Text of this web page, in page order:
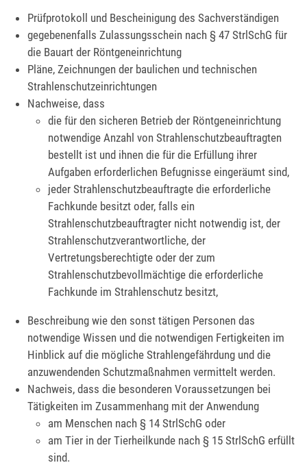
Prüfprotokoll und Bescheinigung des Sachverständigen
gegebenenfalls Zulassungsschein nach § 47 StrlSchG für
die Bauart der Röntgeneinrichtung
Pläne, Zeichnungen der baulichen und technischen
Strahlenschutzeinrichtungen
Nachweise, dass
die für den sicheren Betrieb der Röntgeneinrichtung
notwendige Anzahl von Strahlenschutzbeauftragten
bestellt ist und ihnen die für die Erfüllung ihrer
Aufgaben erforderlichen Befugnisse eingeräumt sind,
jeder Strahlenschutzbeauftragte die erforderliche
Fachkunde besitzt oder, falls ein
Strahlenschutzbeauftragter nicht notwendig ist, der
Strahlenschutzverantwortliche, der
Vertretungsberechtigte oder der zum
Strahlenschutzbevollmächtige die erforderliche
Fachkunde im Strahlenschutz besitzt,
Beschreibung wie den sonst tätigen Personen das
notwendige Wissen und die notwendigen Fertigkeiten im
Hinblick auf die mögliche Strahlengefährdung und die
anzuwendenden Schutzmaßnahmen vermittelt werden.
Nachweis, dass die besonderen Voraussetzungen bei
Tätigkeiten im Zusammenhang mit der Anwendung
am Menschen nach § 14 StrlSchG oder
am Tier in der Tierheilkunde nach § 15 StrlSchG erfüllt
sind.